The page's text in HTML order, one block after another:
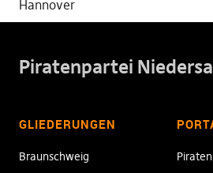
Hannover
Piratenpartei
GLIEDERUNGEN
Braunschweig